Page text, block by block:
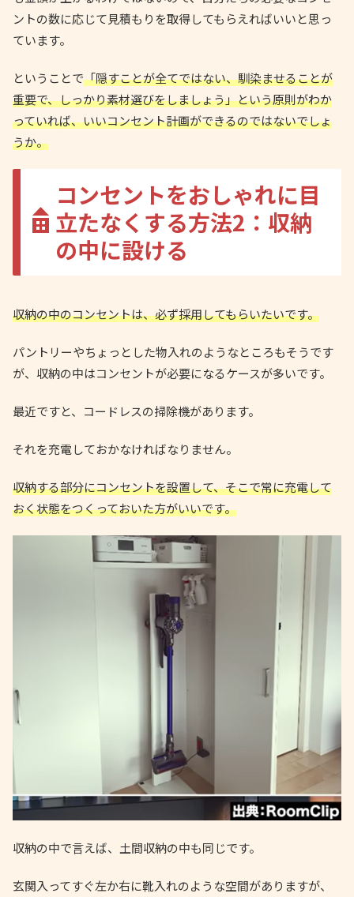
ントの数に応じて見積もりを取得してもらえればいいと思っ
ています。
ということで「隠すことが全てではない、馴染ませることが
重要で、しっかり素材選びをしましょう」という原則がわか
っていれば、いいコンセント計画ができるのではないでしょ
うか。
コンセントをおしゃれに目
立たなくする方法2：収納
の中に設ける
収納の中のコンセントは、必ず採用してもらいたいです。
パントリーやちょっとした物入れのようなところもそうです
が、収納の中はコンセントが必要になるケースが多いです。
最近ですと、コードレスの掃除機があります。
それを充電しておかなければなりません。
収納する部分にコンセントを設置して、そこで常に充電して
おく状態をつくっておいた方がいいです。
収納の中で言えば、土間収納の中も同じです。
玄関入ってすぐ左か右に靴入れのような空間がありますが、